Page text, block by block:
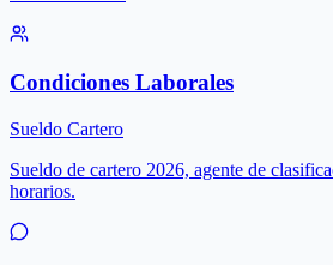
Condiciones Laborales
Sueldo Cartero
Sueldo de cartero 2026, agente de
horarios.